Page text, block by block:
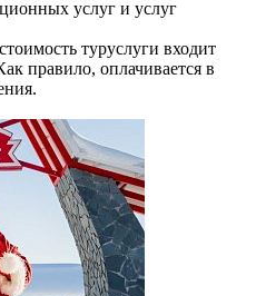
услуг и услуг
туруслуги входит
правило, оплачивается в